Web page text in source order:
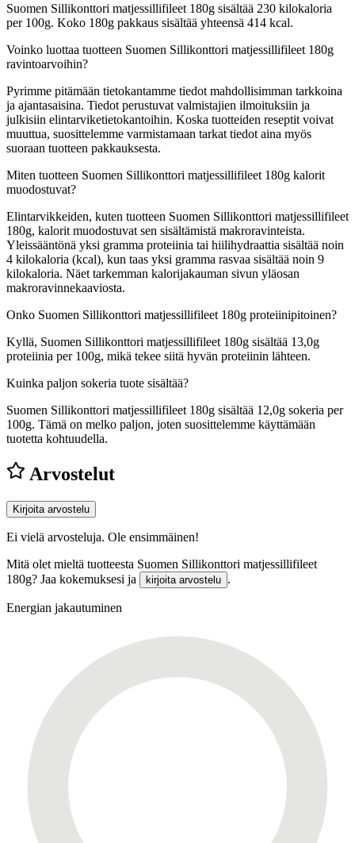
Suomen Sillikonttori matjessillifileet 180g sisältää 230 kilokaloria
per 100g. Koko 180g pakkaus sisältää yhteensä 414 kcal.
Voinko luottaa tuotteen Suomen Sillikonttori matjessillifileet 180g
ravintoarvoihin?
Pyrimme pitämään tietokantamme tiedot mahdollisimman tarkkoina
ja ajantasaisina. Tiedot perustuvat valmistajien ilmoituksiin ja
julkisiin elintarviketietokantoihin. Koska tuotteiden reseptit voivat
muuttua, suosittelemme varmistamaan tarkat tiedot aina myös
suoraan tuotteen pakkauksesta.
Miten tuotteen Suomen Sillikonttori matjessillifileet 180g kalorit
muodostuvat?
Elintarvikkeiden, kuten tuotteen Suomen Sillikonttori matjessillifileet
180g, kalorit muodostuvat sen sisältämistä makroravinteista.
Yleissääntönä yksi gramma proteiinia tai hiilihydraattia sisältää noin
4 kilokaloria (kcal), kun taas yksi gramma rasvaa sisältää noin 9
kilokaloria. Näet tarkemman kalorijakauman sivun yläosan
makroravinnekaaviosta.
Onko Suomen Sillikonttori matjessillifileet 180g proteiinipitoinen?
Kyllä, Suomen Sillikonttori matjessillifileet 180g sisältää 13,0g
proteiinia per 100g, mikä tekee siitä hyvän proteiinin lähteen.
Kuinka paljon sokeria tuote sisältää?
Suomen Sillikonttori matjessillifileet 180g sisältää 12,0g sokeria per
100g. Tämä on melko paljon, joten suosittelemme käyttämään
tuotetta kohtuudella.
Arvostelut
Kirjoita arvostelu
Ei vielä arvosteluja. Ole ensimmäinen!
Mitä olet mieltä tuotteesta Suomen Sillikonttori matjessillifileet
180g? Jaa kokemuksesi ja
kirjoita arvostelu .
Energian jakautuminen